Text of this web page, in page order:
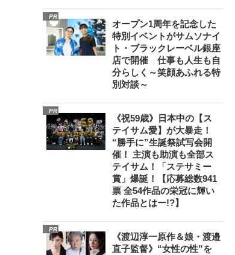
PR
オープン1周年を記念した
特別イベントがサムソナイ
ト・ブラックレーベル銀座
店で開催 仕事も人生も自
分らしく～笑顔あふれる特
別対談～
PR
《祝59歳》日本中の【ス
テイサム愛】が大暴走！
“勝手に”生誕祭試写会開
催！ 主演も助演も全部ス
テイサム！「ステサミー
賞」爆誕！【応募総数941
票 全54作品の栄冠に輝い
た作品とはー!?】
PR
《渡辺淳一原作＆娘・渡邉
直子監督》“女性の性”を